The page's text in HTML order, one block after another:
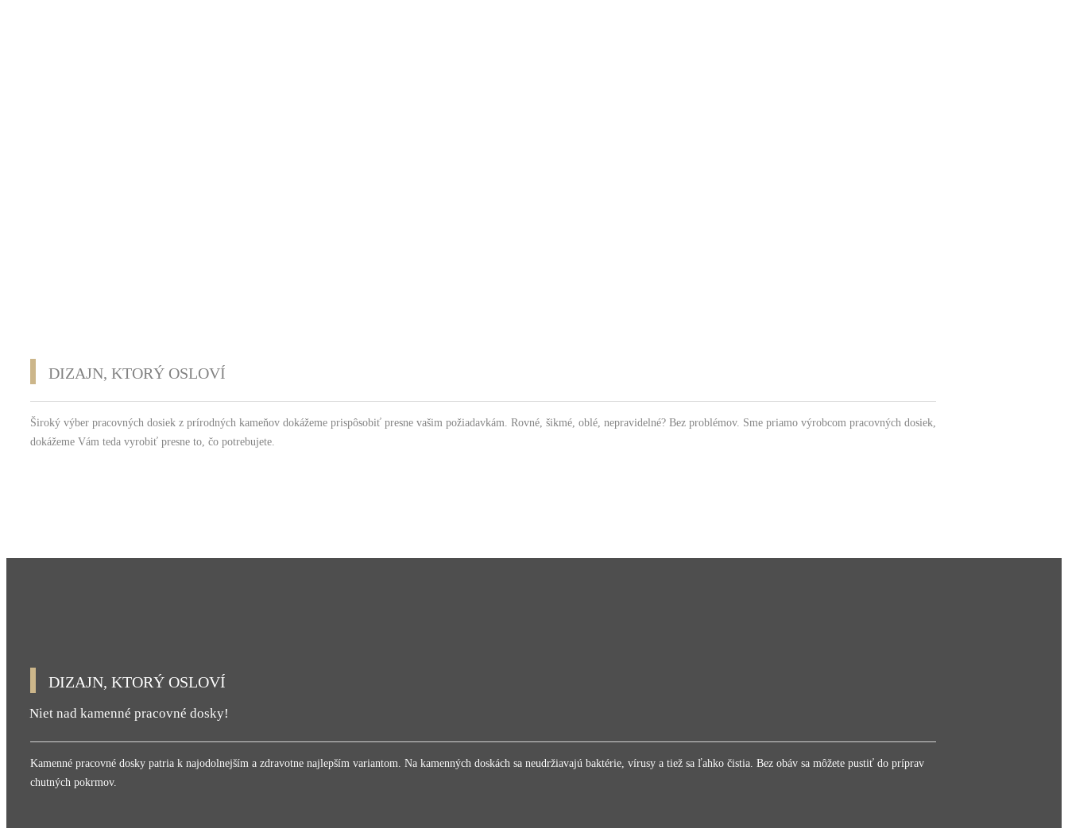
DIZAJN, KTORÝ OSLOVÍ
Široký výber pracovných dosiek z prírodných kameňov dokážeme prispôsobiť presne vašim požiadavkám. Rovné, šikmé, oblé, nepravidelné? Bez problémov. Sme priamo výrobcom pracovných dosiek,
dokážeme Vám teda vyrobiť presne to, čo potrebujete.
DIZAJN, KTORÝ OSLOVÍ
Niet nad kamenné pracovné dosky!
Kamenné pracovné dosky patria k najodolnejším a zdravotne najlepším variantom. Na kamenných doskách sa neudržiavajú baktérie, vírusy a tiež sa ľahko čistia. Bez obáv sa môžete pustiť do príprav
chutných pokrmov.